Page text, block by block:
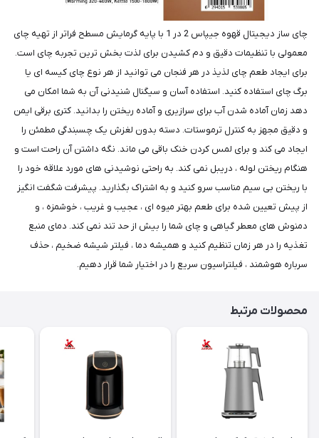
چای ساز دیجیتال قهوه جیپاس 2 در 1 با پایه گرمایش مسطح فراتر از تهیه چای
معمولی با تنظیمات دقیق و دم کشیدن برای لذت بخش ترین تجربه چای است.
برای ایجاد طعم چای لذیذ در هر فنجان می توانید از هر نوع چای کیسه ای یا
برگ چای استفاده کنید. استفاده آسان و سیگنال شنیدنی آن به شما امکان می
دهد زمان آماده شدن آب برای سرازیری و آماده ریختن را بدانید. کتری برقی ایمن
و دقیق مجهز به کنترل ترموستات. دسته بدون لغزش یک چسبندگی مطمئن را
ایجاد می کند و برای لمس کردن خنک باقی می ماند. نگه داشتن آن راحت است و
هنگام ریختن لوله ، دریبل نمی کند. به راحتی نوشیدنی های مورد علاقه خود را
با ریختن بی سیم مناسب سرو کنید و به اشتراک بگذارید. پیشرفت شگفت انگیز
از پیش تعیین شده برای طعم بهتر میوه ای ، عجیب و غریب ، خوشمزه ، و
دمنوش های معطر گیاهی و چای شما را بیش از حد تند نمی کند. دمای منبع
تغذیه را در هر زمان تنظیم کنید و همیشه دما ، فیلتر شیشه ضخیم ، حذف
سرباره هوشمند ، فیلتراسیون سریع را در اختیار شما قرار دهیم.
محصولات مرتبط